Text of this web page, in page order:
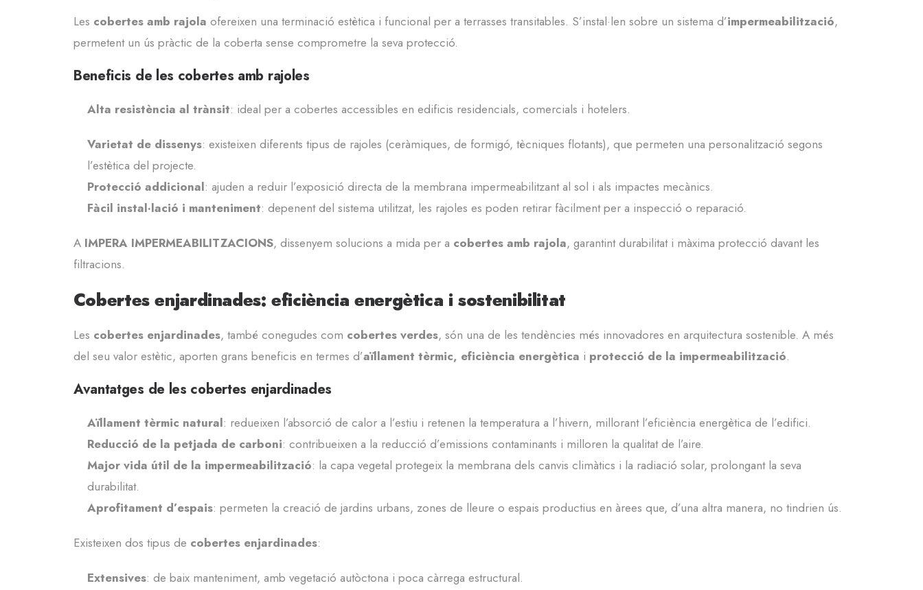
Les cobertes amb rajola ofereixen una terminació estètica i funcional per a terrasses transitables. S’instal·len sobre un sistema d’impermeabilització,
permetent un ús pràctic de la coberta sense comprometre la seva protecció.
Beneficis de les cobertes amb rajoles
Alta resistència al trànsit: ideal per a cobertes accessibles en edificis residencials, comercials i hotelers.
Varietat de dissenys: existeixen diferents tipus de rajoles (ceràmiques, de formigó, tècniques flotants), que permeten una personalització segons
l’estètica del projecte.
Protecció addicional: ajuden a reduir l’exposició directa de la membrana impermeabilitzant al sol i als impactes mecànics.
Fàcil instal·lació i manteniment: depenent del sistema utilitzat, les rajoles es poden retirar fàcilment per a inspecció o reparació.
A IMPERA IMPERMEABILITZACIONS, dissenyem solucions a mida per a cobertes amb rajola, garantint durabilitat i màxima protecció davant les
filtracions.
Cobertes enjardinades: eficiència energètica i sostenibilitat
Les cobertes enjardinades, també conegudes com cobertes verdes, són una de les tendències més innovadores en arquitectura sostenible. A més
del seu valor estètic, aporten grans beneficis en termes d’aïllament tèrmic, eficiència energètica i protecció de la impermeabilització.
Avantatges de les cobertes enjardinades
Aïllament tèrmic natural: redueixen l’absorció de calor a l’estiu i retenen la temperatura a l’hivern, millorant l’eficiència energètica de l’edifici.
Reducció de la petjada de carboni: contribueixen a la reducció d’emissions contaminants i milloren la qualitat de l’aire.
Major vida útil de la impermeabilització: la capa vegetal protegeix la membrana dels canvis climàtics i la radiació solar, prolongant la seva
durabilitat.
Aprofitament d’espais: permeten la creació de jardins urbans, zones de lleure o espais productius en àrees que, d’una altra manera, no tindrien ús.
Existeixen dos tipus de cobertes enjardinades:
Extensives: de baix manteniment, amb vegetació autòctona i poca càrrega estructural.